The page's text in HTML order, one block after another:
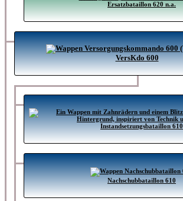
Ersatzbataillon 620 n.a.
VersKdo 600
Instandsetzungsbataillon 610
Nachschubbataillon 610